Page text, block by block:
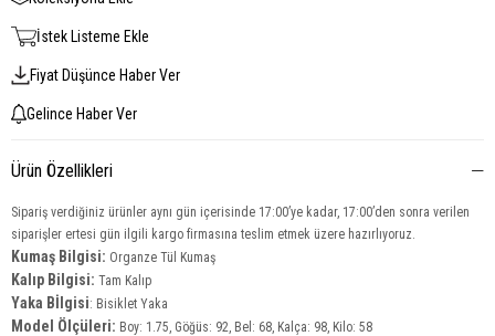
İstek Listeme Ekle
Fiyat Düşünce Haber Ver
Gelince Haber Ver
Ürün Özellikleri
Sipariş verdiğiniz ürünler aynı gün içerisinde 17:00’ye kadar, 17:00’den sonra verilen
siparişler ertesi gün ilgili kargo firmasına teslim etmek üzere hazırlıyoruz.
Kumaş Bilgisi: Organze Tül Kumaş
Kalıp Bilgisi: Tam Kalıp
Yaka Bİlgisi: Bisiklet Yaka
Model Ölçüleri: Boy: 1.75, Göğüs: 92, Bel: 68, Kalça: 98, Kilo: 58